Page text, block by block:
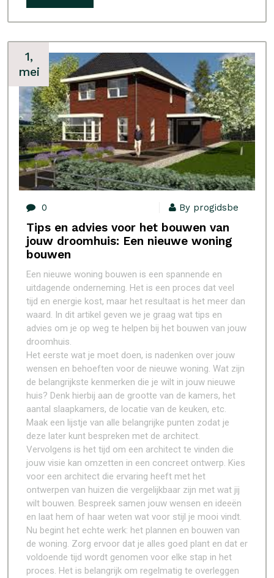
1,
mei
0 By progidsbe
Tips en advies voor het bouwen van
jouw droomhuis: Een nieuwe woning
bouwen
Een nieuwe woning bouwen is een spannende en
uitdagende onderneming. Het is een proces dat veel
tijd en energie kost, maar het resultaat is het meer dan
waard. In dit artikel geven we je graag wat tips en
advies om je op weg te helpen bij het bouwen van jouw
droomhuis.
Het eerste wat je moet doen, is nadenken over jouw
wensen en behoeften voor de nieuwe woning. Wat zijn
de belangrijkste kenmerken die je wilt in jouw nieuwe
huis? Denk hierbij aan de grootte van de kamers, het
aantal slaapkamers, de locatie van de keuken, etc.
Maak een lijstje van alle belangrijke punten zodat je
deze later kunt bespreken met de architect.
Vervolgens is het tijd om een architect te vinden die
jouw visie kan omzetten in een concreet ontwerp. Kies
voor een architect die ervaring heeft met het
ontwerpen van huizen die vergelijkbaar zijn met wat jij
wilt bouwen. Bespreek samen jouw wensen en ideeën
en laat hem of haar weten wat voor stijl je mooi vindt.
Nu begint het echte werk: het plannen en bouwen van
de woning. Zorg ervoor dat je alles goed plant en dat er
voldoende tijd wordt genomen voor elke stap in het
proces. Het is belangrijk om regelmatig te overleggen